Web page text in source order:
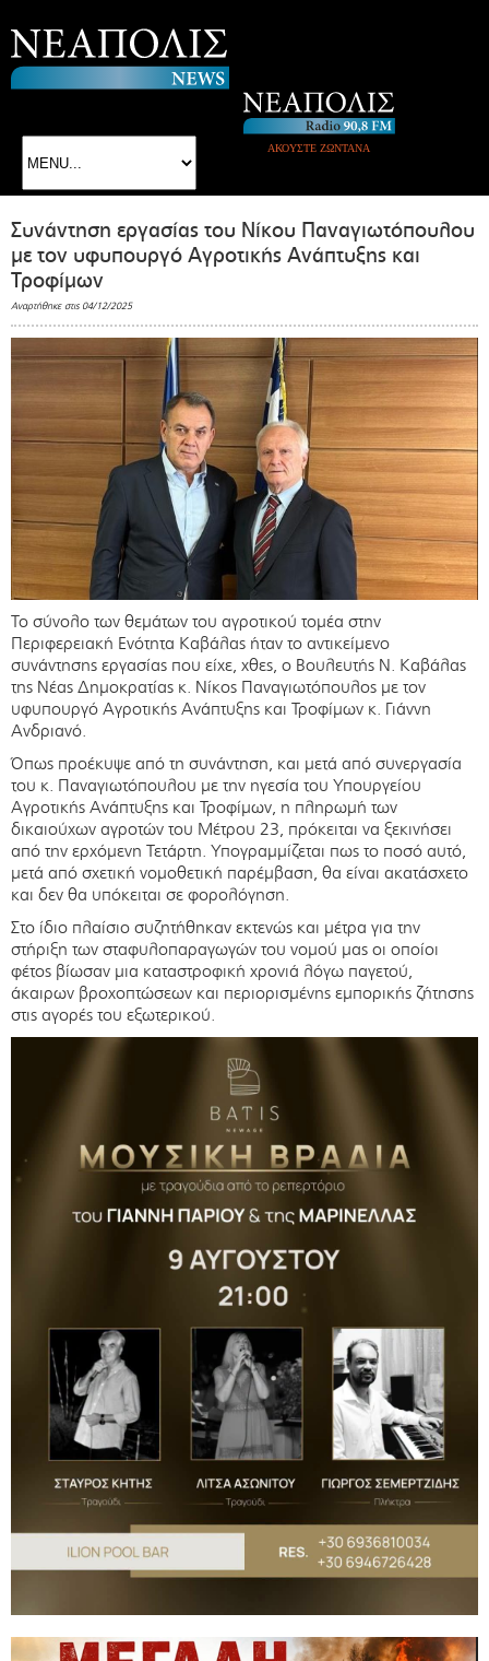
ΑΚΟΥΣΤΕ ΖΩΝΤΑΝΑ
Συνάντηση εργασίας του Νίκου Παναγιωτόπουλου
με τον υφυπουργό Αγροτικής Ανάπτυξης και
Τροφίμων
Αναρτήθηκε στις 04/12/2025
Το σύνολο των θεμάτων του αγροτικού τομέα στην
Περιφερειακή Ενότητα Καβάλας ήταν το αντικείμενο
συνάντησης εργασίας που είχε, χθες, ο Βουλευτής Ν. Καβάλας
της Νέας Δημοκρατίας κ. Νίκος Παναγιωτόπουλος με τον
υφυπουργό Αγροτικής Ανάπτυξης και Τροφίμων κ. Γιάννη
Ανδριανό.
Όπως προέκυψε από τη συνάντηση, και μετά από συνεργασία
του κ. Παναγιωτόπουλου με την ηγεσία του Υπουργείου
Αγροτικής Ανάπτυξης και Τροφίμων, η πληρωμή των
δικαιούχων αγροτών του Μέτρου 23, πρόκειται να ξεκινήσει
από την ερχόμενη Τετάρτη. Υπογραμμίζεται πως το ποσό αυτό,
μετά από σχετική νομοθετική παρέμβαση, θα είναι ακατάσχετο
και δεν θα υπόκειται σε φορολόγηση.
Στο ίδιο πλαίσιο συζητήθηκαν εκτενώς και μέτρα για την
στήριξη των σταφυλοπαραγωγών του νομού μας οι οποίοι
φέτος βίωσαν μια καταστροφική χρονιά λόγω παγετού,
άκαιρων βροχοπτώσεων και περιορισμένης εμπορικής ζήτησης
στις αγορές του εξωτερικού.